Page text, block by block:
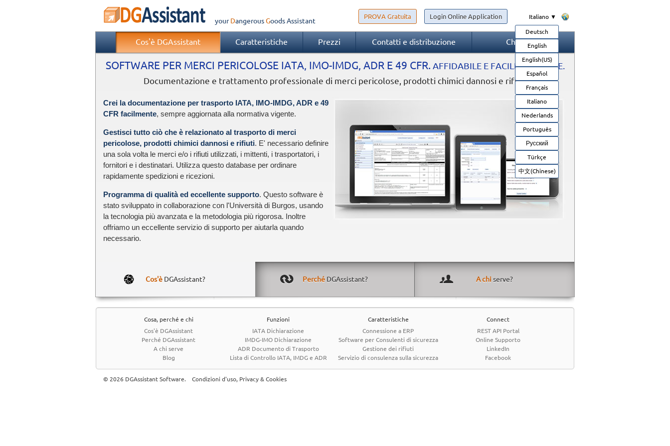
your Dangerous GoodsAssistant
Italiano ▼
Deutsch
English
English(US)
Español
Français
Italiano
Nederlands
Português
Русский
Türkçe
中文(Chinese)
PROVA Gratuita Login Online Application
Cos'è DGAssistant Caratteristiche Prezzi Contatti e distribuzione Chi siamo
SOFTWARE PER MERCI PERICOLOSE IATA, IMO-IMDG, ADR E 49 CFR. AFFIDABILE E FACILE DA USARE.
Documentazione e trattamento professionale di merci pericolose, prodotti chimici dannosi e rifiuti
Crei la documentazione per trasporto IATA, IMO-IMDG, ADR e 49
CFR facilmente, sempre aggiornata alla normativa vigente.
Gestisci tutto ciò che è relazionato al trasporto di merci
pericolose, prodotti chimici dannosi e rifiuti. E' necessario definire
una sola volta le merci e/o i rifiuti utilizzati, i mittenti, i trasportatori, i
fornitori e i destinatari. Utilizza questo database per ordinare
rapidamente spedizioni e ricezioni.
Programma di qualità ed eccellente supporto. Questo software è
stato sviluppato in collaborazione con l'Università di Burgos, usando
la tecnologia più avanzata e la metodologia più rigorosa. Inoltre
offriamo un eccellente servizio di supporto per aiutarla quando
necessario.
Cos'è DGAssistant? PerchéDGAssistant? A chiserve?
Cosa, perché e chi
Cos'è DGAssistant
Perché DGAssistant
A chi serve
Blog
Funzioni
IATA Dichiarazione
IMDG-IMO Dichiarazione
ADR Documento di Trasporto
Lista di Controllo IATA, IMDG e ADR
Caratteristiche
Connessione a ERP
Software per Consulenti di sicurezza
Gestione dei rifiuti
Servizio di consulenza sulla sicurezza
Connect
REST API Portal
Online Supporto
LinkedIn
Facebook
© 2026 DGAssistant Software. Condizioni d'uso, Privacy & Cookies